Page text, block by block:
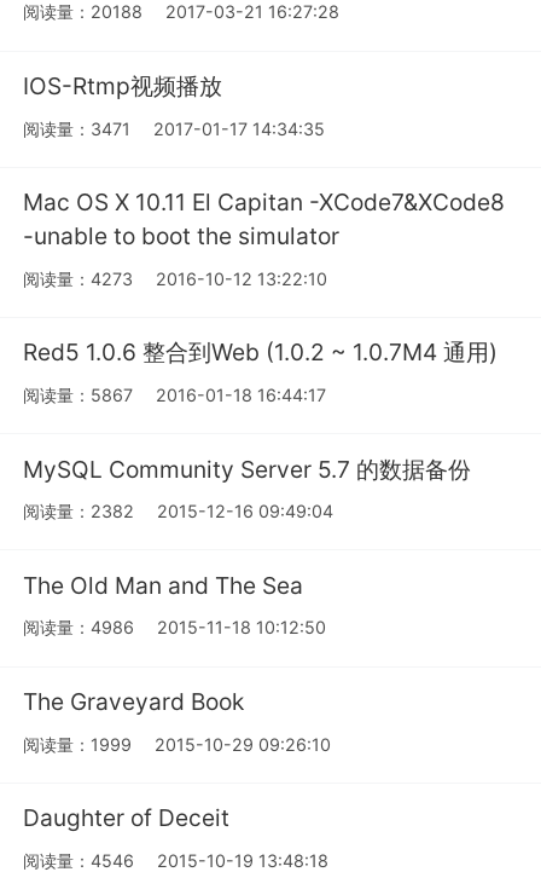
阅读量：20188 2017-03-21 16:27:28
IOS-Rtmp视频播放
阅读量：3471 2017-01-17 14:34:35
Mac OS X 10.11 El Capitan -XCode7&XCode8
-unable to boot the simulator
阅读量：4273 2016-10-12 13:22:10
Red5 1.0.6 整合到Web (1.0.2 ~ 1.0.7M4 通用)
阅读量：5867 2016-01-18 16:44:17
MySQL Community Server 5.7 的数据备份
阅读量：2382 2015-12-16 09:49:04
The Old Man and The Sea
阅读量：4986 2015-11-18 10:12:50
The Graveyard Book
阅读量：1999 2015-10-29 09:26:10
Daughter of Deceit
阅读量：4546 2015-10-19 13:48:18